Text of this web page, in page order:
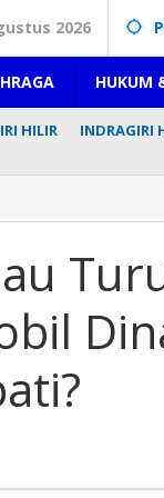
2026
HUKUM
HILIR INDRAGIRI